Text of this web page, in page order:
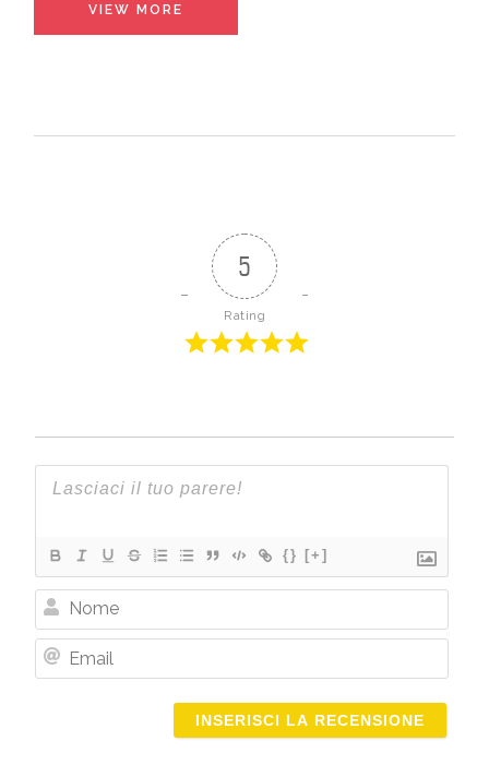
VIEW MORE
5
Rating
{} [+]
Nome